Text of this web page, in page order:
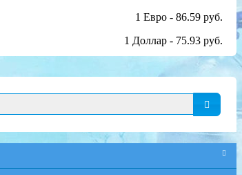
1 Евро - 86.59 руб.
1 Доллар - 75.93 руб.